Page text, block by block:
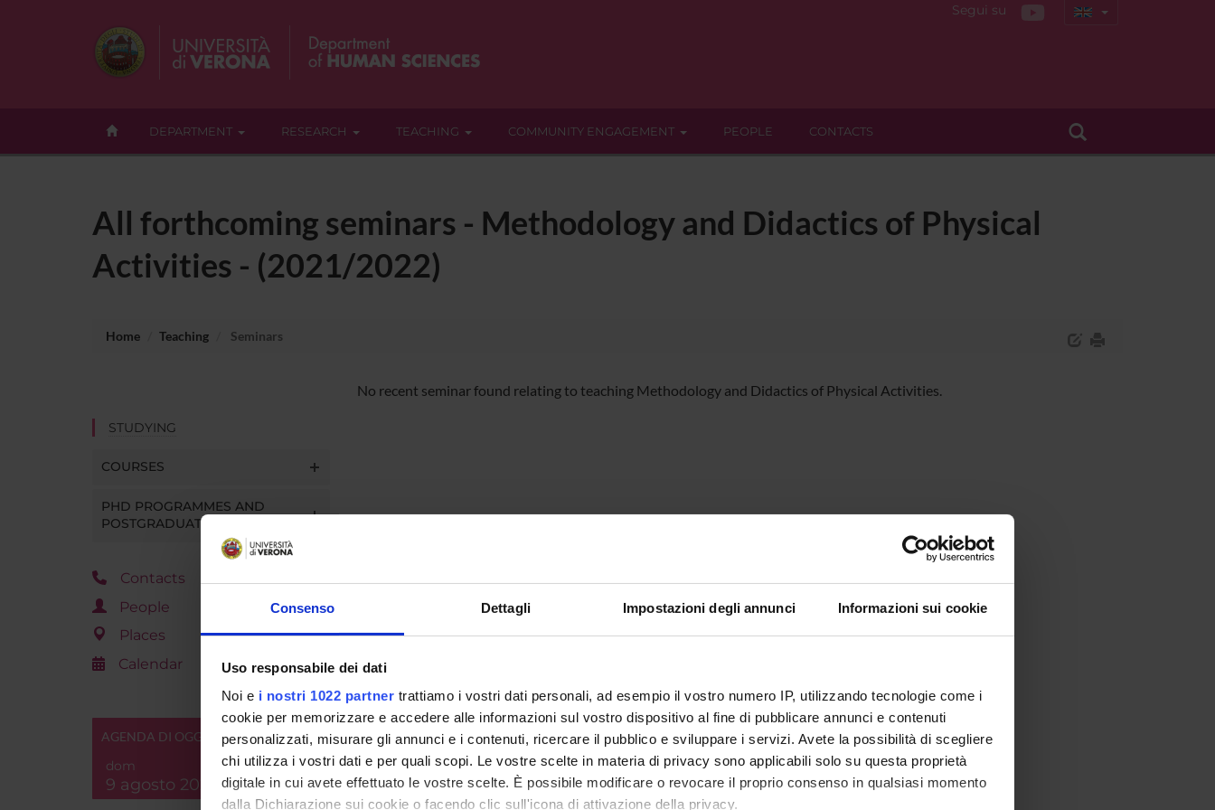
Consenso Dettagli Impostazioni degli annunci Informazioni sui cookie
Uso responsabile dei dati
Noi e i nostri 1022 partner trattiamo i vostri dati personali, ad esempio il vostro numero IP, utilizzando tecnologie come i
cookie per memorizzare e accedere alle informazioni sul vostro dispositivo al fine di pubblicare annunci e contenuti
personalizzati, misurare gli annunci e i contenuti, ricercare il pubblico e sviluppare i servizi. Avete la possibilità di scegliere
chi utilizza i vostri dati e per quali scopi. Le vostre scelte in materia di privacy sono applicabili solo su questa proprietà
digitale in cui avete effettuato le vostre scelte. È possibile modificare o revocare il proprio consenso in qualsiasi momento
dalla Dichiarazione sui cookie o facendo clic sull'icona di attivazione della privacy.
Segui su
DEPARTMENT RESEARCH TEACHING COMMUNITY ENGAGEMENT PEOPLE CONTACTS
All forthcoming seminars - Methodology and Didactics of Physical
Activities - (2021/2022)
Home Teaching Seminars
STUDYING
COURSES
PHD PROGRAMMES AND
POSTGRADUATE TRAINING
Contacts
People
Places
Calendar
AGENDA DI OGGI
dom
9 agosto 2026
No recent seminar found relating to teaching Methodology and Didactics of Physical Activities.